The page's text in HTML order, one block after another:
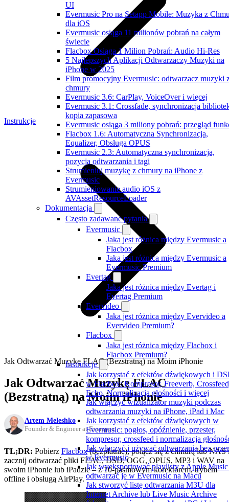
UI
Evermusic Pro na Setapp Mobile: Muzyka z
dla iOS
Evermusic osiąga 11 milionów pobrań na całym
świecie
Flacbox Osiąga 1 Milion Pobrań: Audio Hi-Res
5 Najlepszych Aplikacji Odtwarzaczy Muzyki na
iPhone w 2025
Film promocyjny Evermusic: odtwarzacz muzyki
chmury
Evermusic 3.6: CarPlay, VoiceOver i więcej
Evermusic 3.1: Crossfade, synchronizacja
kopia zapasowa
Evermusic osiąga 3 miliony pobrań: przegląd
Flacbox 1.6: Automatyczna Synchronizacja,
Equalizer, Obsługa OPUS
Evermusic 2.3: Automatyczna synchronizacja,
pozycja odtwarzania i tagi
Strumieniuj muzykę z chmury na iPhone z
Evermusic
Strumieniowanie audio iOS z
AVAssetResourceLoader
Dokumentacja
Często zadawane pytania
Evermusic
Jaka jest różnica między Evermusic a
Flacbox
Jaka jest różnica między Evermusic a
Evermusic Premium
Evertag
Jaka jest różnica między Evertag i
Evertag Premium
Evervideo
Jaka jest różnica między Evervideo a
Evervideo Premium?
Flacbox
Jaka jest różnica między Flacbox i
Flacbox Premium?
Instrukcje
Jak korzystać z efektów dźwiękowych i
w Flacbox: Kompresor, Freeverb,
Echo, Normalizacja głośności i więcej
Jak włączyć wizualizator muzyki podczas
odtwarzania muzyki na iPhone, iPad i Mac
Jak korzystać z efektów dźwiękowych w
Evermusic: pogłos, opóźnienie, przester,
kompresor, crossfeed i normalizacja
Jak włączyć i używać odtwarzania bez
w Evermusic
Jak wyeksportować playlisty z Apple
odtwarzać je w Evermusic na Macu
Jak stworzyć listę odtwarzania M3U dla
Internet Archive lub Live Music Archive
Instrukcje
Jak Odtwarzać Muzykę FLAC (Bezstratną) na Moim iPhonie
Jak Odtwarzać Muzykę FLAC
(Bezstratną) na Moim iPhonie
Artem Meleshko
Founder & Engineer at Everappz
TL;DR: Pobierz Flacbox(bezpłatnie), połącz się z chmurą lub NAS
zacznij odtwarzać pliki FLAC, DSD, OGG, OPUS, MP3 i WAV na
swoim iPhonie lub iPadzie – z 10-pasmowym korektorem, trybem
offline i obsługą AirPlay.